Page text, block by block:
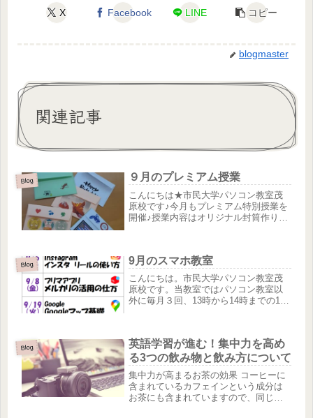
X Facebook LINE コピー
blogmaster
関連記事
Blog ９月のプレミアム授業
こんにちは★市民大学パソコン教室茂
原校です♪今月もプレミアム特別授業を
開催♪授業内容はオリジナル封筒作りで
ょうかー(*'▽')て、...
Blog 9月のスマホ教室
こんにちは。市民大学パソコン教室茂
原校です。当教室ではパソコン教室以
外に毎月３回、13時から14時までの1時
Googleマップ...
Blog
英語学習が進む！集中力を高め
る3つの飲み物と飲み方について
集中力が高まるお茶の効果 コーヒーに
含まれているカフェインという成分は
お茶にも含まれていますので、同じよ